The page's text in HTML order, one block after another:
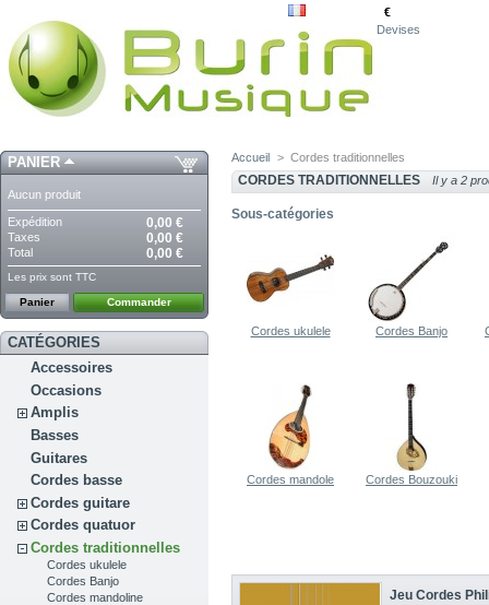
€
Devises
PANIER
Aucun produit
Expédition 0,00 €
Taxes 0,00 €
Total 0,00 €
Les prix sont TTC
Panier Commander
CATÉGORIES
Accessoires
Occasions
Amplis
Basses
Guitares
Cordes basse
Cordes guitare
Cordes quatuor
Cordes traditionnelles
Cordes ukulele
Cordes Banjo
Cordes mandoline
Accueil > Cordes traditionnelles
CORDES TRADITIONNELLES Il y a 2
Sous-catégories
Cordes ukulele Cordes Banjo
Cordes mandole Cordes Bouzouki
Jeu Cordes